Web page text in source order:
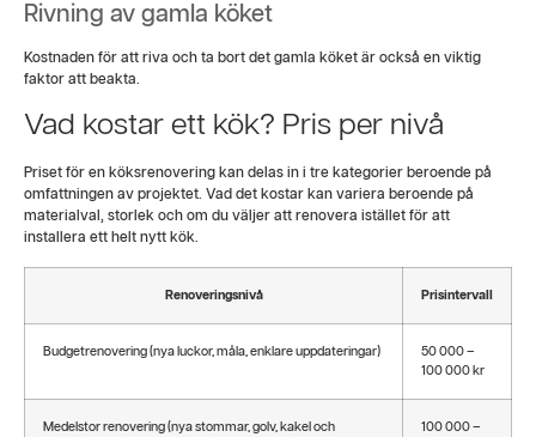
Rivning av gamla köket
Kostnaden för att riva och ta bort det gamla köket är också en viktig
faktor att beakta.
Vad kostar ett kök? Pris per nivå
Priset för en köksrenovering kan delas in i tre kategorier beroende på
omfattningen av projektet. Vad det kostar kan variera beroende på
materialval, storlek och om du väljer att renovera istället för att
installera ett helt nytt kök.
Renoveringsnivå Prisintervall
Budgetrenovering (nya luckor, måla, enklare uppdateringar)
50 000 –
100 000 kr
Medelstor renovering (nya stommar, golv, kakel och
100 000 –